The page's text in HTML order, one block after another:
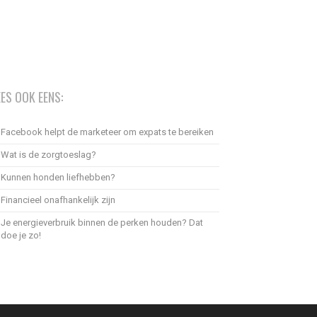
OOK EENS:
Facebook helpt de marketeer om expats te bereiken
Wat is de zorgtoeslag?
Kunnen honden liefhebben?
Financieel onafhankelijk zijn
Je energieverbruik binnen de perken houden? Dat
doe je zo!